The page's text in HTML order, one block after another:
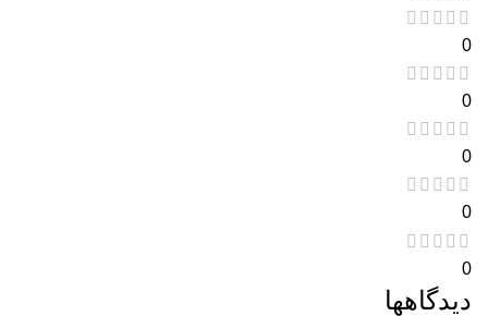
0
0
0
0
0
دیدگاهها